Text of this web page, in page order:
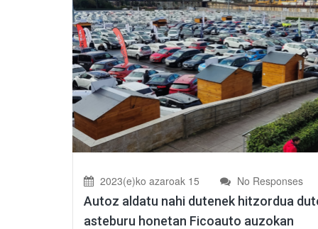
2023(e)ko azaroak 15 No Responses
Autoz aldatu nahi dutenek hitzordua
asteburu honetan Ficoauto auzokan